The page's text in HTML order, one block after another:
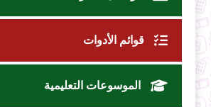
قوائم الأدوات
الموسوعات التعليمية